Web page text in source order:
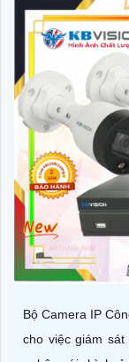
Bộ Camera IP
cho việc giám